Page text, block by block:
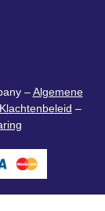
–Algemene
Klachtenbeleid –